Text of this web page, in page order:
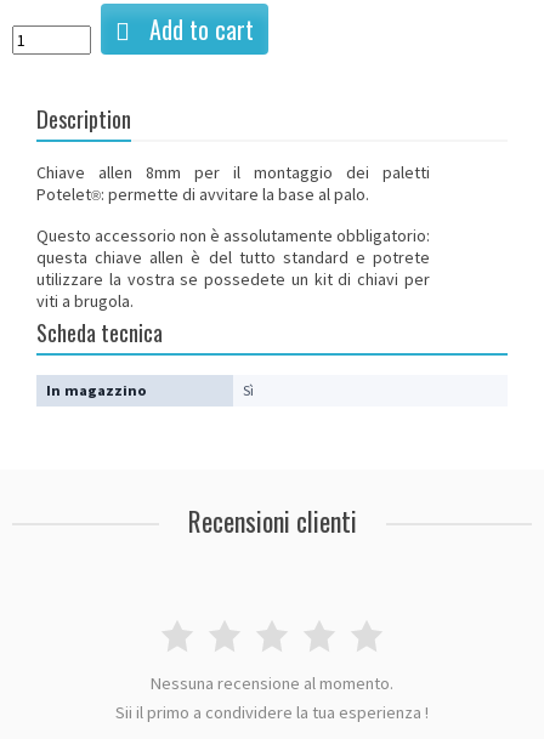
Add to cart
Description
Chiave allen 8mm per il montaggio dei paletti
Potelet®: permette di avvitare la base al palo.
Questo accessorio non è assolutamente obbligatorio:
questa chiave allen è del tutto standard e potrete
utilizzare la vostra se possedete un kit di chiavi per
viti a brugola.
Scheda tecnica
In magazzino Sì
Recensioni clienti
Nessuna recensione al momento.
Sii il primo a condividere la tua esperienza !